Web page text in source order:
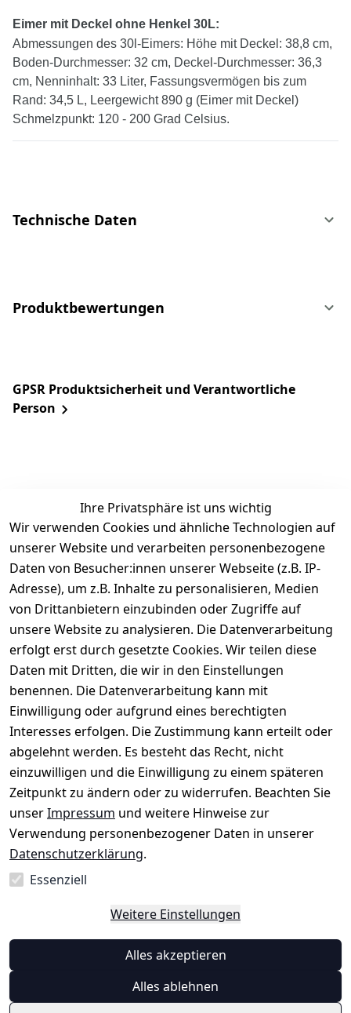
Eimer mit Deckel ohne Henkel 30L:
Abmessungen des 30l-Eimers: Höhe mit Deckel: 38,8 cm,
Boden-Durchmesser: 32 cm, Deckel-Durchmesser: 36,3
cm, Nenninhalt: 33 Liter, Fassungsvermögen bis zum
Rand: 34,5 L, Leergewicht 890 g (Eimer mit Deckel)
Schmelzpunkt: 120 - 200 Grad Celsius.
Technische Daten
Produktbewertungen
GPSR Produktsicherheit und Verantwortliche
Person
Ihre Privatsphäre ist uns wichtig
Wir verwenden Cookies und ähnliche Technologien auf
unserer Website und verarbeiten personenbezogene
Daten von Besucher:innen unserer Webseite (z.B. IP-
Adresse), um z.B. Inhalte zu personalisieren, Medien
von Drittanbietern einzubinden oder Zugriffe auf
unsere Website zu analysieren. Die Datenverarbeitung
erfolgt erst durch gesetzte Cookies. Wir teilen diese
Daten mit Dritten, die wir in den Einstellungen
benennen. Die Datenverarbeitung kann mit
Einwilligung oder aufgrund eines berechtigten
Interesses erfolgen. Die Zustimmung kann erteilt oder
abgelehnt werden. Es besteht das Recht, nicht
einzuwilligen und die Einwilligung zu einem späteren
Zeitpunkt zu ändern oder zu widerrufen. Beachten Sie
unserImpressum und weitere Hinweise zur
Verwendung personenbezogener Daten in unserer
Datenschutzerklärung.
Essenziell
Weitere Einstellungen
Alles akzeptieren
Alles ablehnen
Rechtliches
AGB
Impressum
Datenschutze
rklärung
Barrierefreihe
itserklärung
Widerrufsrec
ht
Service
Kontakt
Registrieren
Rechnungska
Kontakt
↺ 30 Tage
Widerrufsre
cht
Informatio
nen
Retourenlage
r: Eichenallee
3, 06184
Kabelsketal
Telefon: +49
1512 6260858
E-Mail:
info@konsyst
em.de
Blog und
Wissensdaten
bank
Über uns
★★★★☆
Top-Verkäufer
★★★★★
Bewertungen
Über 228.000